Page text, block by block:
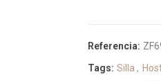
Referencia:
Tags: Silla